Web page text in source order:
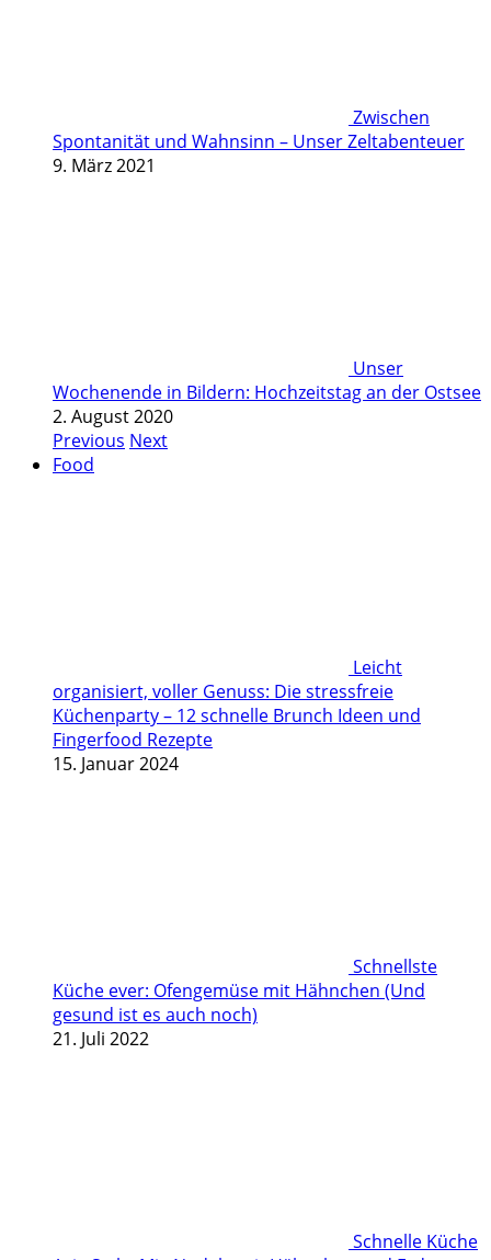
Zwischen
Spontanität und Wahnsinn – Unser Zeltabenteuer
9. März 2021
Unser
Wochenende in Bildern: Hochzeitstag an der Ostsee
2. August 2020
Previous Next
Food
Leicht
organisiert, voller Genuss: Die stressfreie
Küchenparty – 12 schnelle Brunch Ideen und
Fingerfood Rezepte
15. Januar 2024
Schnellste
Küche ever: Ofengemüse mit Hähnchen (Und
gesund ist es auch noch)
21. Juli 2022
Schnelle Küche